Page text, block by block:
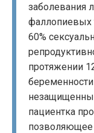
заболевания
фаллопиевых
60%
протяжении
пациентка
позволяющее